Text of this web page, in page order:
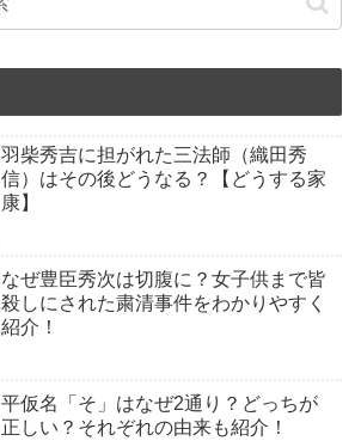
羽柴秀吉に担がれた三法師（織田秀
信）はその後どうなる？【どうする家
康】
なぜ豊臣秀次は切腹に？女子供まで皆
殺しにされた粛清事件をわかりやすく
紹介！
平仮名「そ」はなぜ2通り？どっちが
正しい？それぞれの由来も紹介！